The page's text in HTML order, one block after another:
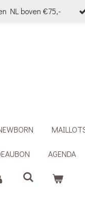
NL boven €75,-
AGENDA